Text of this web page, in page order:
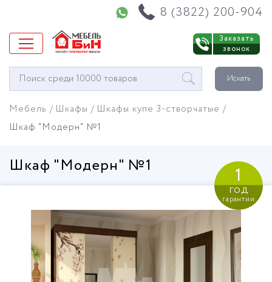
8 (3822) 200-904
Заказать
звонок
Окно
поиска
Искать
Мебель Шкафы
Шкафы купе 3-створчатые
Шкаф "Модерн" №1
Шкаф "Модерн" №1 1
год
гарантии